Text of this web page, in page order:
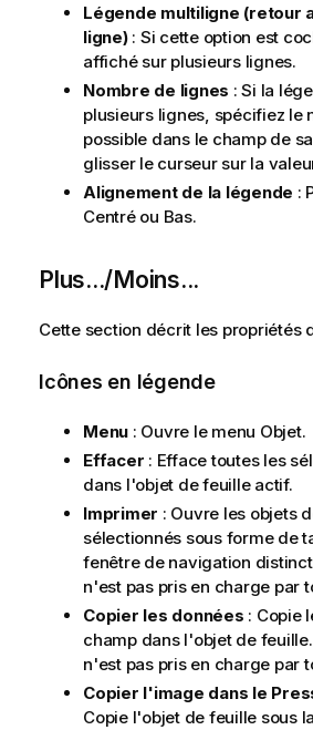
Légende multiligne (retour
ligne): Si cette option est
affiché sur plusieurs lignes.
Nombre de lignes : Si la
plusieurs lignes, spécifiez le
possible dans le champ de
glisser le curseur sur la
Alignement de la légende :
Centré ou Bas.
Plus.../Moins...
Cette section décrit les propriétés
Icônes en légende
Menu : Ouvre le menu Objet.
Effacer : Efface toutes les
dans l'objet de feuille actif.
Imprimer : Ouvre les objets
sélectionnés sous forme de
fenêtre de navigation
n'est pas pris en charge par
Copier les données : Copie
champ dans l'objet de
n'est pas pris en charge par
Copier l'image dans le
Copie l'objet de feuille sous